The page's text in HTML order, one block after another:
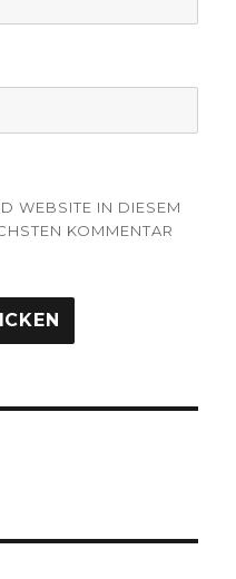
WEBSITE IN DIESEM
KOMMENTAR